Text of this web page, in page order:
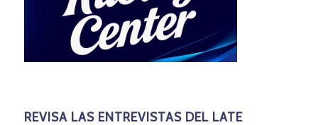
REVISA LAS ENTREVISTAS DEL LATE